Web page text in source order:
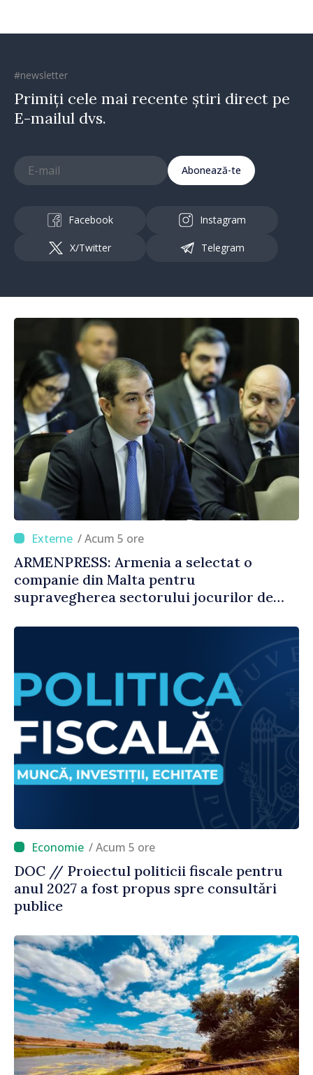
#newsletter
Primiți cele mai recente știri direct pe
E-mailul dvs.
Abonează-te
Facebook Instagram
X/Twitter Telegram
/ Acum 5 ore
ARMENPRESS: Armenia a selectat o
companie din Malta pentru
supravegherea sectorului jocurilor de
/ Acum 5 ore
DOC // Proiectul politicii fiscale pentru
anul 2027 a fost propus spre consultări
publice